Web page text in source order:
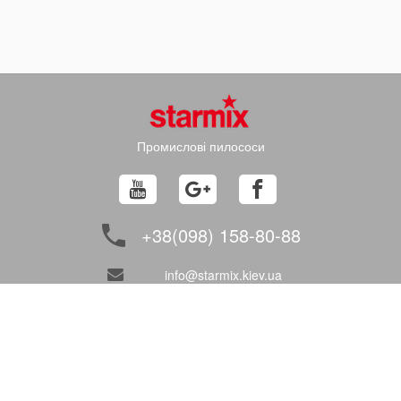
Промислові пилососи
+38(098) 158-80-88
info@starmix.kiev.ua